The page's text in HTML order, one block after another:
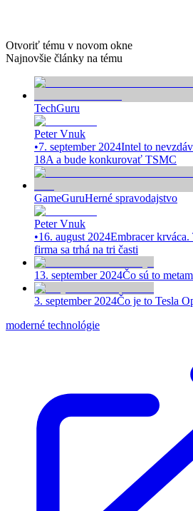
Otvoriť tému v novom okne
Najnovšie články na tému
TechGuru
Peter Vnuk
•7. september 2024Intel to
18A a bude konkurovať TSMC
GameGuruHerné spravodajstvo
Peter Vnuk
•16. august 2024Embracer krváca.
firma sa trhá na tri časti
13. september 2024Čo sú to
3. september 2024Čo je to Tesla
moderné technológie